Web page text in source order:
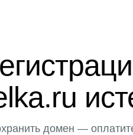
домен —